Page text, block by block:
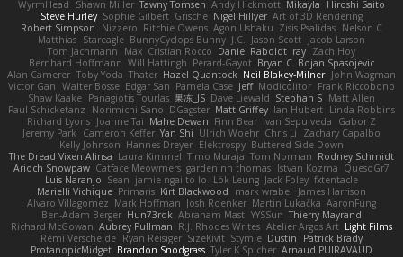
WyrmHead
Shawn Miller Tawny Tomsen Andy Hickmott Mikayla
Hiroshi Saito
Steve Hurley Sophie Gilbert Grische Nigel Hillyer Art of 3D Rendering
Robert Simpson
Nizzero Ritchie Owens Agon Ushaku Zisis Psalidas Nelson C
Matthias Stareagle BunnyCyclops Bunny J.C. Jason Scott Jacob Larson
Tom Jachmann
Max Cristian Rocco Daniel Raboldt ray Zach Hoy
Bernhard Hoffmann Will Hattingh Perard-Gayot Bryan C Bojan Spasojevic
Alan Camerer Toby Yoda Thater Hazel Quantock Neil Blakey-Milner John Wagman
Victor Gan Walter Bosse Edgar San Pamela Case Jeff Modicolitor Frank Riccobono
Shaw Kaake Panagiotis Tourlas 果冻_JS Dave Liewald Stephan S Matt Allen
Paul Schicketanz
Norimichi Sano DGagster Matt Griffey Ian Hubert Linda Robbins
Richard Lyons Joanne Tai Mahe Dewan Finn Bear Ivan Sepulveda
Gabor Z
Jeremy Park
Cameron Keffer Yan Shi Ulrich Woehr Chris Li
Zachary Capalbo
Kelly Johnson Hannes Dreyer Elektrospy Buttered Side Down
The Dread Vixen Alinsa Laura Kimmel Timo Muraja Tom Norman Rodney Schmidt
Arioch Snowpaw Catface Meowmers gardeninn thomas Istvan Kozma QuesoGr7
Luis Naranjo Sean jamie ngai to lo Lök Leung Jack Foley fxtentacle
Marielli Vichique Primaris Kirt Blackwood mark wrabel James Harrison
Alvaro Villagomez Mark Hoffman Josh Roenker Martin Lukačka AaronFung
Ben-Adam Berger Hun73rdk Abraham Mast YYSSun Thierry Mayrand
Richard McGowan Aubrey Pullman R.J. Rhodes Writes Atelier Argos Art Light Films
Rémi Verschelde Ryan Reisiger SizeKivit Stymie Dustin
Patrick Brady
ProtanopicMidget Brandon Snodgrass Tyler K Spicher Arnaud PUIRAVAUD